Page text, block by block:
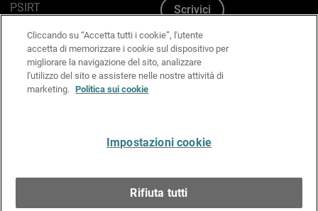
PSIRT
Politica sui cookie
Informativa sulla privacy
Kit Media & Brand
Scrivici
Cliccando su “Accetta tutti i cookie”, l'utente
accetta di memorizzare i cookie sul dispositivo per
migliorare la navigazione del sito, analizzare
l'utilizzo del sito e assistere nelle nostre attività di
marketing. Politica sui cookie
Impostazioni cookie
Rifiuta tutti